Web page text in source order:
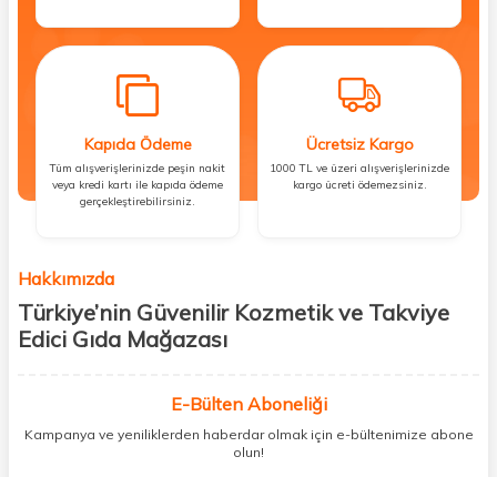
Kapıda Ödeme
Tüm alışverişlerinizde peşin nakit
veya kredi kartı ile kapıda ödeme
gerçekleştirebilirsiniz.
Ücretsiz Kargo
1000 TL ve üzeri alışverişlerinizde
kargo ücreti ödemezsiniz.
Hakkımızda
Türkiye’nin Güvenilir Kozmetik ve Takviye
Edici Gıda Mağazası
kişisel bakım hem de takviye edici gıda ürünlerini sizlerle
buluşturuyoruz. Artık mağaza mağaza dolaşmanıza gerek yok;
ihtiyacınız olan her şeyi tek bir çatı altında topluyor ve kapınıza kadar
E-Bülten Aboneliği
Kampanya ve yeniliklerden haberdar olmak için e-bültenimize abone
olun!